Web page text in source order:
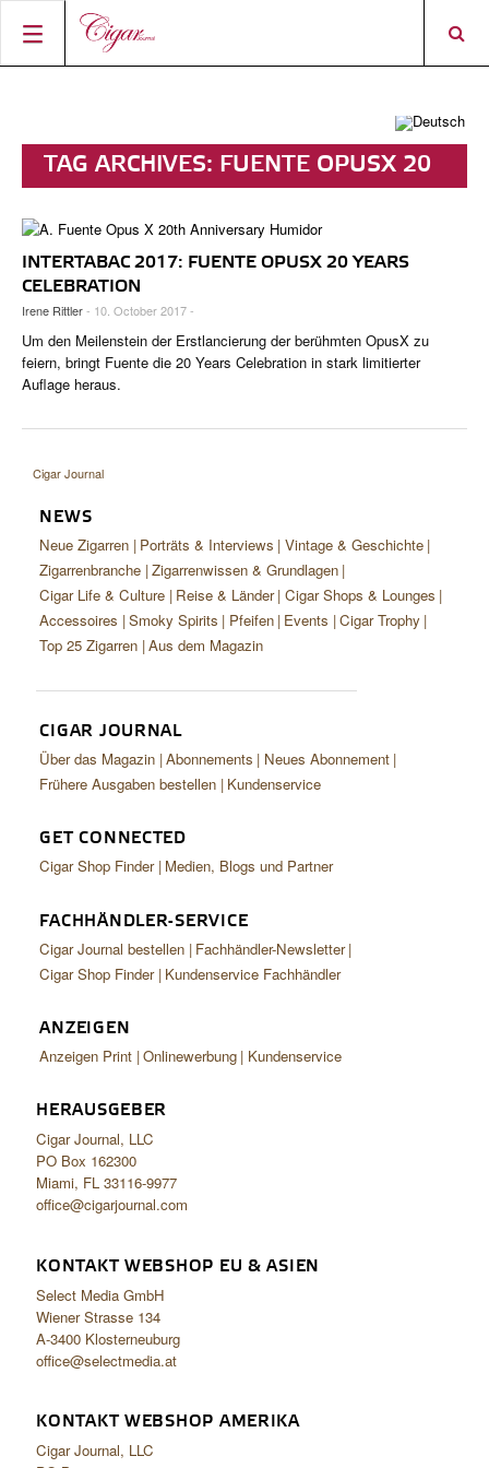
BEST BUY
CIGAR TROPHY
TOP 25 ZIGARREN
NEUHEITEN
SHOPS & LOUNGES
VINTAGE & GESCHICHTE
REISE & LÄNDER
PFEIFEN & SPIRITUOSEN
ZIGARRENBRANCHE
ÜBER DAS MAGAZIN
AKTUELLE AUSGABE
AUTOREN
TASTINGPANEL
CONNECT
SHOPS & LOUNGES
CIGAR SHOP FINDER
SHOP
DIGITAL JOURNAL
ACCOUNT
TAG ARCHIVES: FUENTE OPUSX 20
INTERTABAC 2017: FUENTE OPUSX 20 YEARS
CELEBRATION
Irene Rittler- 10. October 2017 -
Um den Meilenstein der Erstlancierung der berühmten OpusX zu
feiern, bringt Fuente die 20 Years Celebration in stark limitierter
Auflage heraus.
Cigar Journal
NEWS
Neue Zigarren Porträts & Interviews Vintage & Geschichte
Zigarrenbranche Zigarrenwissen & Grundlagen
Cigar Life & Culture Reise & Länder Cigar Shops & Lounges
Accessoires Smoky Spirits Pfeifen Events Cigar Trophy
Top 25 Zigarren Aus dem Magazin
CIGAR JOURNAL
Über das Magazin Abonnements
Neues Abonnement
Frühere Ausgaben bestellen Kundenservice
GET CONNECTED
Cigar Shop Finder Medien, Blogs und Partner
FACHHÄNDLER-SERVICE
Cigar Journal bestellen Fachhändler-Newsletter
Cigar Shop Finder Kundenservice Fachhändler
ANZEIGEN
Anzeigen Print Onlinewerbung Kundenservice
HERAUSGEBER
Cigar Journal, LLC
PO Box 162300
Miami, FL 33116-9977
office@cigarjournal.com
KONTAKT WEBSHOP EU & ASIEN
Select Media GmbH
Wiener Strasse 134
A-3400 Klosterneuburg
office@selectmedia.at
KONTAKT WEBSHOP AMERIKA
Cigar Journal, LLC